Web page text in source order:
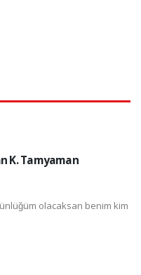
K. Tamyaman
olacaksan benim kim